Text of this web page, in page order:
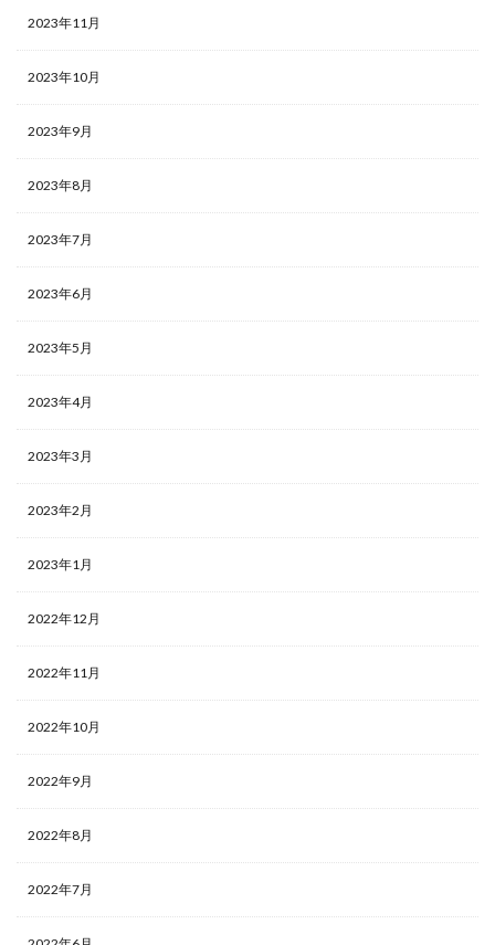
2023年11月
2023年10月
2023年9月
2023年8月
2023年7月
2023年6月
2023年5月
2023年4月
2023年3月
2023年2月
2023年1月
2022年12月
2022年11月
2022年10月
2022年9月
2022年8月
2022年7月